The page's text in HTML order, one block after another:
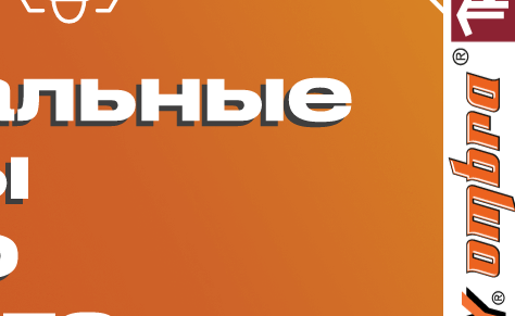
0.00 ₽
Забыли пароль?